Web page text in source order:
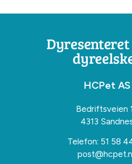
HCPet AS
Bedriftsveien
4313
Telefon: 51 58